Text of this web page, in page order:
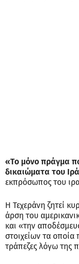
«Το μόνο πράγμα
δικαιώματα του
εκπρόσωπος του
Η Τεχεράνη ζητεί
άρση του
και «την
στοιχείων τα
τράπεζες λόγω της